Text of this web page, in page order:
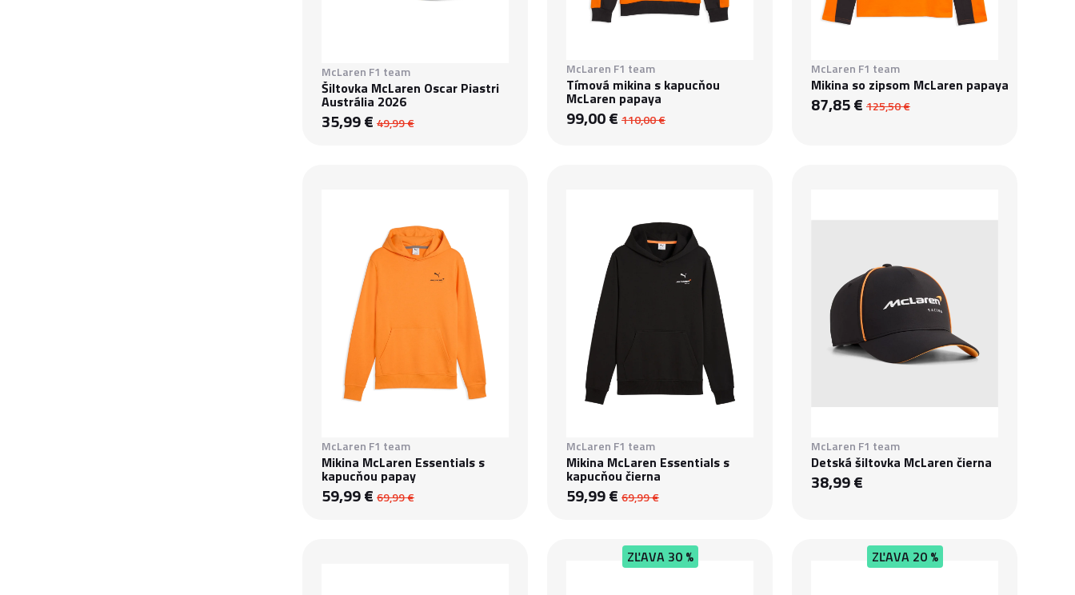
McLaren F1 team
Šiltovka McLaren Oscar Piastri
Austrália 2026
35,99 € 49,99 €
McLaren F1 team
Tímová mikina s kapucňou
McLaren papaya
99,00 € 110,00 €
McLaren F1 team
Mikina so zipsom McLaren papaya
87,85 € 125,50 €
McLaren F1 team
Mikina McLaren Essentials s
kapucňou papay
59,99 € 69,99 €
McLaren F1 team
Mikina McLaren Essentials s
kapucňou čierna
59,99 € 69,99 €
McLaren F1 team
Detská šiltovka McLaren čierna
38,99 €
ZĽAVA30 % ZĽAVA20 %